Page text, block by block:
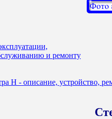
и ремонту
Н - описание, устройство,